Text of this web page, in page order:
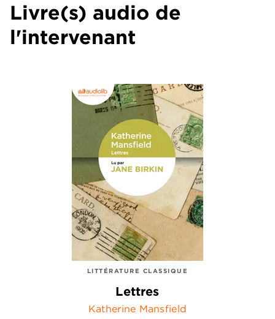
Livre(s) audio de
l'intervenant
LITTÉRATURE CLASSIQUE
Lettres
Katherine Mansfield